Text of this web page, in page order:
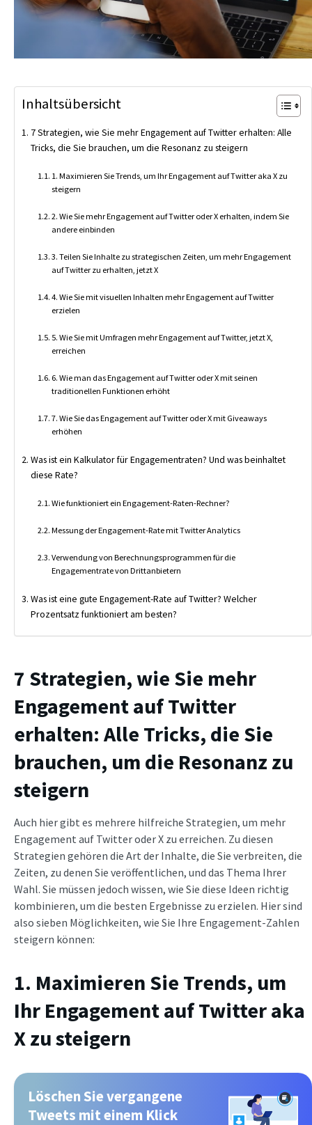
Inhaltsübersicht
7 Strategien, wie Sie mehr Engagement auf Twitter erhalten: Alle
Tricks, die Sie brauchen, um die Resonanz zu steigern
1. Maximieren Sie Trends, um Ihr Engagement auf Twitter aka X zu
steigern
2. Wie Sie mehr Engagement auf Twitter oder X erhalten, indem Sie
andere einbinden
3. Teilen Sie Inhalte zu strategischen Zeiten, um mehr Engagement
auf Twitter zu erhalten, jetzt X
4. Wie Sie mit visuellen Inhalten mehr Engagement auf Twitter
erzielen
5. Wie Sie mit Umfragen mehr Engagement auf Twitter, jetzt X,
erreichen
6. Wie man das Engagement auf Twitter oder X mit seinen
traditionellen Funktionen erhöht
7. Wie Sie das Engagement auf Twitter oder X mit Giveaways
erhöhen
Was ist ein Kalkulator für Engagementraten? Und was beinhaltet
diese Rate?
Wie funktioniert ein Engagement-Raten-Rechner?
Messung der Engagement-Rate mit Twitter Analytics
Verwendung von Berechnungsprogrammen für die
Engagementrate von Drittanbietern
Was ist eine gute Engagement-Rate auf Twitter? Welcher
Prozentsatz funktioniert am besten?
7 Strategien, wie Sie mehr
Engagement auf Twitter
erhalten: Alle Tricks, die Sie
brauchen, um die Resonanz zu
steigern
Auch hier gibt es mehrere hilfreiche Strategien, um mehr
Engagement auf Twitter oder X zu erreichen. Zu diesen
Strategien gehören die Art der Inhalte, die Sie verbreiten, die
Zeiten, zu denen Sie veröffentlichen, und das Thema Ihrer
Wahl. Sie müssen jedoch wissen, wie Sie diese Ideen richtig
kombinieren, um die besten Ergebnisse zu erzielen. Hier sind
also sieben Möglichkeiten, wie Sie Ihre Engagement-Zahlen
steigern können:
1. Maximieren Sie Trends, um
Ihr Engagement auf Twitter aka
X zu steigern
Löschen Sie vergangene
Tweets mit einem Klick